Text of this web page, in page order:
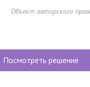
Объект авторского
Посмотреть решение